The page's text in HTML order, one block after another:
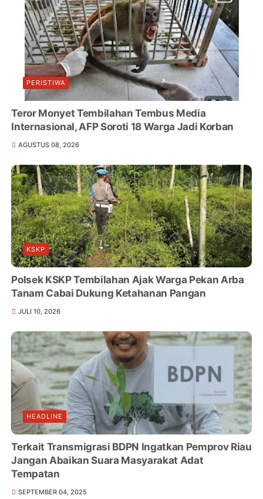
PERISTIWA
Teror Monyet Tembilahan Tembus Media
Internasional, AFP Soroti 18 Warga Jadi Korban
AGUSTUS 08, 2026
KSKP
Polsek KSKP Tembilahan Ajak Warga Pekan Arba
Tanam Cabai Dukung Ketahanan Pangan
JULI 10, 2026
HEADLINE
Terkait Transmigrasi BDPN Ingatkan Pemprov Riau
Jangan Abaikan Suara Masyarakat Adat
Tempatan
SEPTEMBER 04, 2025